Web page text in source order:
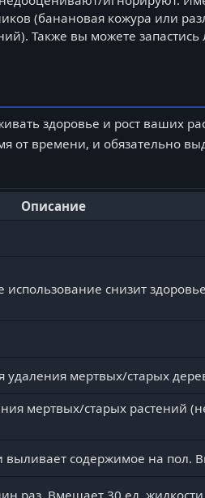
(банановая кожура или
Также вы можете
здоровье и рост ваших
от времени, и обязательно
Описание
снизит
мертвых/старых
мертвых/старых растений
выливает содержимое на пол.